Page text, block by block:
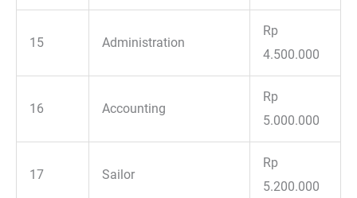
15 Administration
Rp
4.500.000
16 Accounting
Rp
5.000.000
17 Sailor
Rp
5.200.000